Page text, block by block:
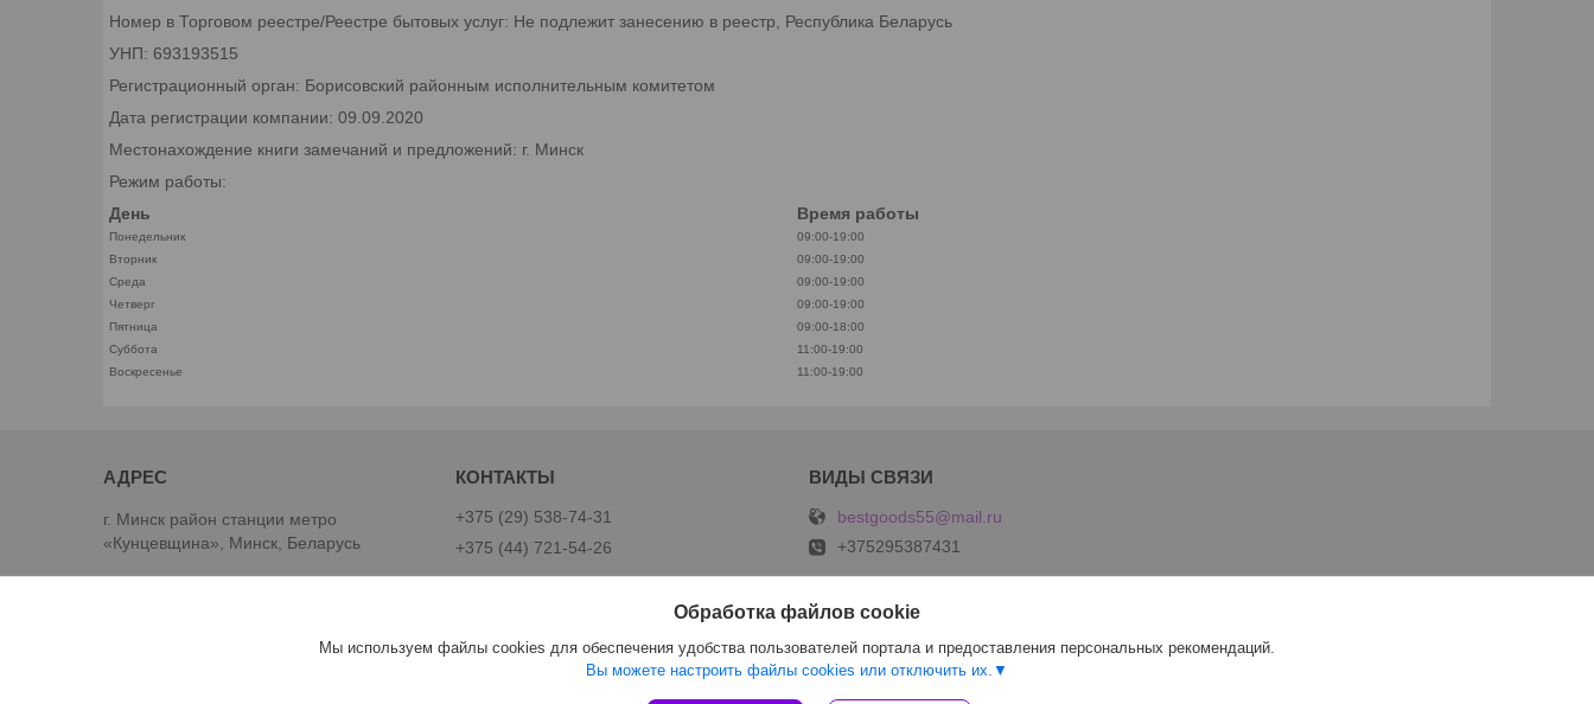
Номер в Торговом реестре/Реестре бытовых услуг: Не подлежит занесению в реестр, Республика Беларусь
УНП: 693193515
Регистрационный орган: Борисовский районным исполнительным комитетом
Дата регистрации компании: 09.09.2020
Местонахождение книги замечаний и предложений: г. Минск
Режим работы:
День
Время работы
Понедельник
09:00-19:00
Вторник
09:00-19:00
Среда
09:00-19:00
Четверг
09:00-19:00
Пятница
09:00-18:00
Суббота
11:00-19:00
Воскресенье
11:00-19:00
г. Минск район станции метро
«Кунцевщина», Минск, Беларусь
+375 (29) 538-74-31
+375 (44) 721-54-26
bestgoods55@mail.ru
+375295387431
Обработка файлов cookie
Мы используем файлы cookies для обеспечения удобства пользователей портала и предоставления персональных рекомендаций.
Вы можете настроить файлы cookies или отключить их.